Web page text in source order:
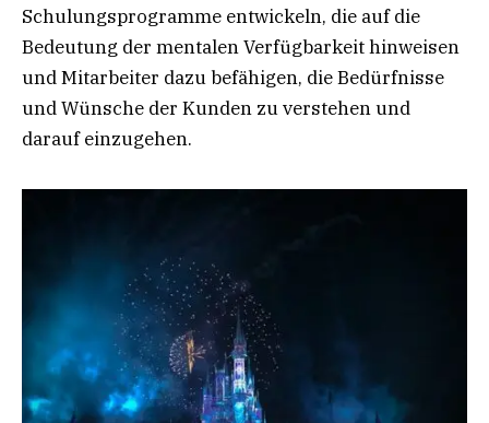
Schulungsprogramme entwickeln, die auf die
Bedeutung der mentalen Verfügbarkeit hinweisen
und Mitarbeiter dazu befähigen, die Bedürfnisse
und Wünsche der Kunden zu verstehen und
darauf einzugehen.